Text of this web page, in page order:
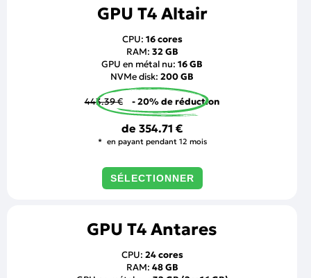
GPU T4 Altair
CPU: 16 cores
RAM: 32 GB
GPU en métal nu: 16 GB
NVMe disk: 200 GB
443.39 € - 20% de réduction
de 354.71 €
en payant pendant 12 mois
SÉLECTIONNER
GPU T4 Antares
CPU: 24 cores
RAM: 48 GB